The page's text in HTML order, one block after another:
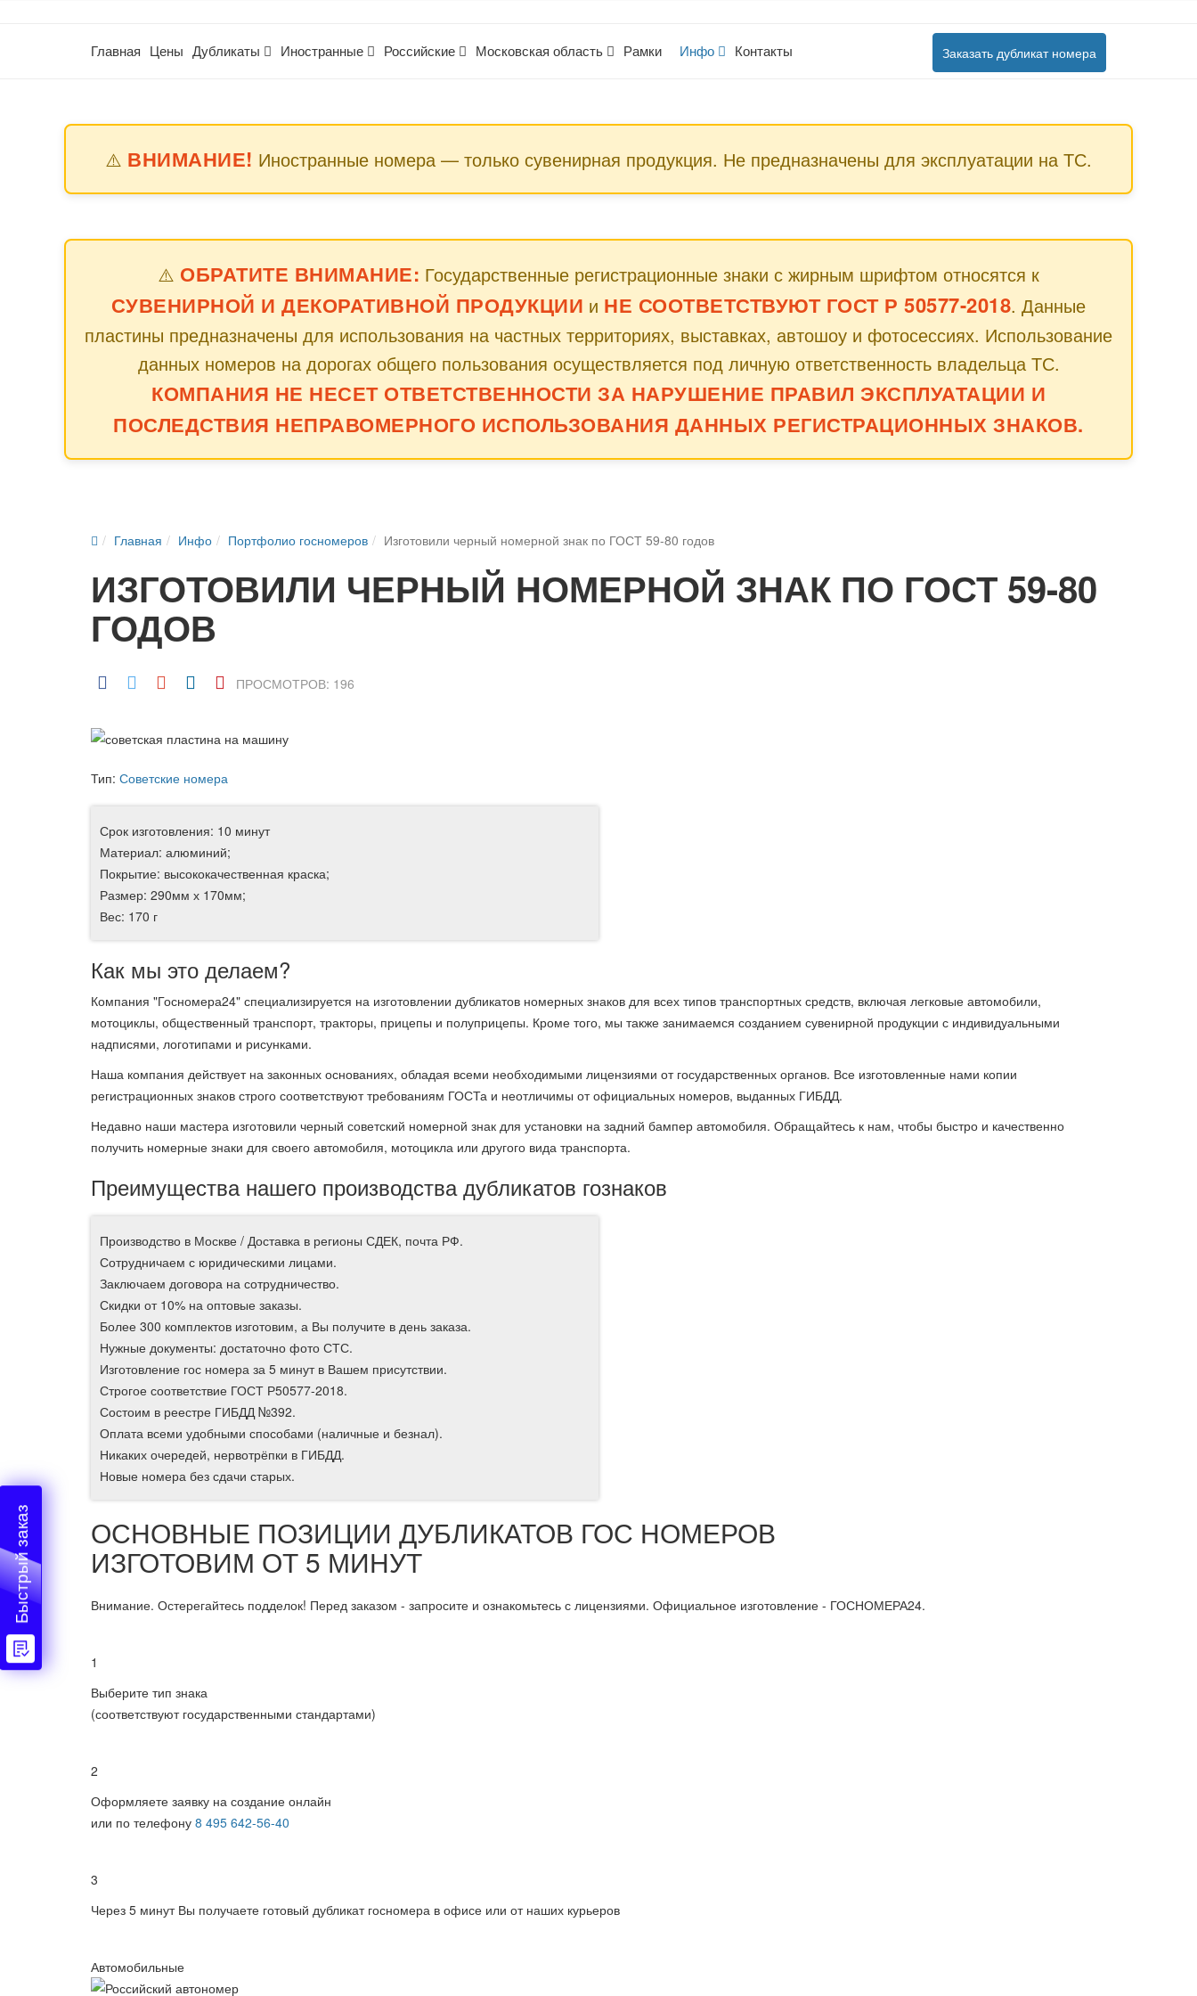
Главная Цены Дубликаты Иностранные Российские Московская область Рамки Инфо Контакты Заказать дубликат номера
⚠️ ВНИМАНИЕ! Иностранные номера — только сувенирная продукция. Не предназначены для эксплуатации на ТС.
⚠️ ОБРАТИТЕ ВНИМАНИЕ: Государственные регистрационные знаки с жирным шрифтом относятся к
СУВЕНИРНОЙ И ДЕКОРАТИВНОЙ ПРОДУКЦИИ и НЕ СООТВЕТСТВУЮТ ГОСТ Р 50577-2018. Данные
пластины предназначены для использования на частных территориях, выставках, автошоу и фотосессиях. Использование
данных номеров на дорогах общего пользования осуществляется под личную ответственность владельца ТС.
КОМПАНИЯ НЕ НЕСЕТ ОТВЕТСТВЕННОСТИ ЗА НАРУШЕНИЕ ПРАВИЛ ЭКСПЛУАТАЦИИ И
ПОСЛЕДСТВИЯ НЕПРАВОМЕРНОГО ИСПОЛЬЗОВАНИЯ ДАННЫХ РЕГИСТРАЦИОННЫХ ЗНАКОВ.
Главная Инфо Портфолио госномеров Изготовили черный номерной знак по ГОСТ 59-80 годов
ИЗГОТОВИЛИ ЧЕРНЫЙ НОМЕРНОЙ ЗНАК ПО ГОСТ 59-80
ГОДОВ
ПРОСМОТРОВ: 196
Тип: Советские номера
Срок изготовления: 10 минут
Материал: алюминий;
Покрытие: высококачественная краска;
Размер: 290мм х 170мм;
Вес: 170 г
Как мы это делаем?
Компания "Госномера24" специализируется на изготовлении дубликатов номерных знаков для всех типов транспортных средств, включая легковые автомобили,
мотоциклы, общественный транспорт, тракторы, прицепы и полуприцепы. Кроме того, мы также занимаемся созданием сувенирной продукции с индивидуальными
надписями, логотипами и рисунками.
Наша компания действует на законных основаниях, обладая всеми необходимыми лицензиями от государственных органов. Все изготовленные нами копии
регистрационных знаков строго соответствуют требованиям ГОСТа и неотличимы от официальных номеров, выданных ГИБДД.
Недавно наши мастера изготовили черный советский номерной знак для установки на задний бампер автомобиля. Обращайтесь к нам, чтобы быстро и качественно
получить номерные знаки для своего автомобиля, мотоцикла или другого вида транспорта.
Преимущества нашего производства дубликатов гознаков
Производство в Москве / Доставка в регионы СДЕК, почта РФ.
Сотрудничаем с юридическими лицами.
Заключаем договора на сотрудничество.
Скидки от 10% на оптовые заказы.
Более 300 комплектов изготовим, а Вы получите в день заказа.
Нужные документы: достаточно фото СТС.
Изготовление гос номера за 5 минут в Вашем присутствии.
Строгое соответствие ГОСТ Р50577-2018.
Состоим в реестре ГИБДД №392.
Оплата всеми удобными способами (наличные и безнал).
Никаких очередей, нервотрёпки в ГИБДД.
Новые номера без сдачи старых.
ОСНОВНЫЕ ПОЗИЦИИ ДУБЛИКАТОВ ГОС НОМЕРОВ
ИЗГОТОВИМ ОТ 5 МИНУТ
Внимание. Остерегайтесь подделок! Перед заказом - запросите и ознакомьтесь с лицензиями. Официальное изготовление - ГОСНОМЕРА24.
1
Выберите тип знака
(соответствуют государственными стандартами)
2
Оформляете заявку на создание онлайн
или по телефону 8 495 642-56-40
3
Через 5 минут Вы получаете готовый дубликат госномера в офисе или от наших курьеров
Автомобильные
Быстрый заказ